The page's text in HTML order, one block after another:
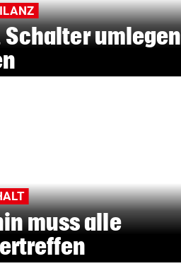
Schalter umlegen
muss alle